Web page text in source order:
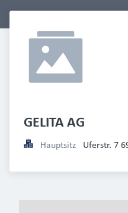
GELITA AG
Hauptsitz Uferstr. 7